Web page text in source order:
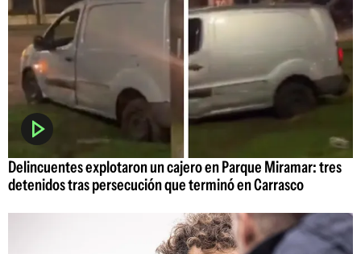
Delincuentes explotaron un cajero en Parque Miramar: tres
detenidos tras persecución que terminó en Carrasco